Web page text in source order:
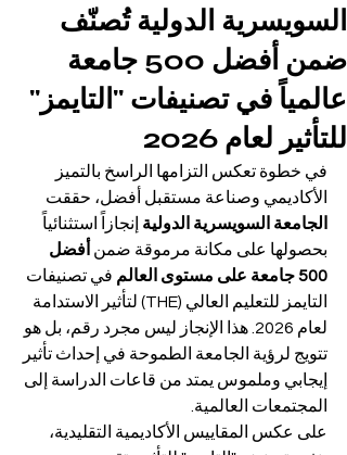
السويسرية الدولية تُصنّف
ضمن أفضل 500 جامعة
عالمياً في تصنيفات "التايمز"
للتأثير لعام 2026
في خطوة تعكس التزامها الراسخ بالتميز
الأكاديمي وصناعة مستقبل أفضل، حققت
الجامعة السويسرية الدولية إنجازاً استثنائياً
بحصولها على مكانة مرموقة ضمن أفضل
500 جامعة على مستوى العالم
في تصنيفات
التايمز للتعليم العالي (THE) لتأثير الاستدامة
لعام 2026. هذا الإنجاز ليس مجرد رقم، بل هو
تتويج لرؤية الجامعة الطموحة في إحداث تأثير
إيجابي وملموس يمتد من قاعات الدراسة إلى
المجتمعات العالمية.
على عكس المقاييس الأكاديمية التقليدية،